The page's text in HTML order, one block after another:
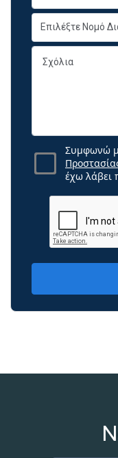
Συμφωνώ
έχω λάβει